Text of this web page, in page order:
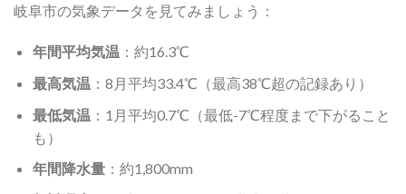
岐阜市の気象データを見てみましょう：
年間平均気温 ：約16.3℃
最高気温 ：8月平均33.4℃（最高38℃超の記録あり）
最低気温 ：1月平均0.7℃（最低-7℃程度まで下がること
も）
年間降水量：約1,800mm